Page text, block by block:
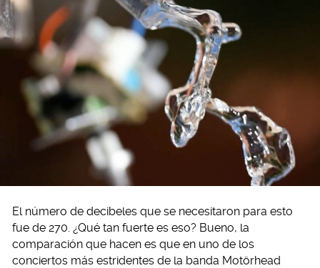
El número de decibeles que se necesitaron para esto
fue de 270. ¿Qué tan fuerte es eso? Bueno, la
comparación que hacen es que en uno de los
conciertos más estridentes de la banda Motörhead